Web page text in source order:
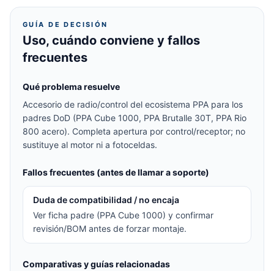
GUÍA DE DECISIÓN
Uso, cuándo conviene y fallos
frecuentes
Qué problema resuelve
Accesorio de radio/control del ecosistema PPA para los
padres DoD (PPA Cube 1000, PPA Brutalle 30T, PPA Rio
800 acero). Completa apertura por control/receptor; no
sustituye al motor ni a fotoceldas.
Fallos frecuentes (antes de llamar a soporte)
Duda de compatibilidad / no encaja
Ver ficha padre (PPA Cube 1000) y confirmar
revisión/BOM antes de forzar montaje.
Comparativas y guías relacionadas